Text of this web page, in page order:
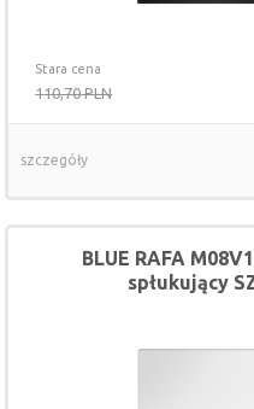
Stara cena
110,70 PLN
szczegóły
BLUE RAFA
spłukujący